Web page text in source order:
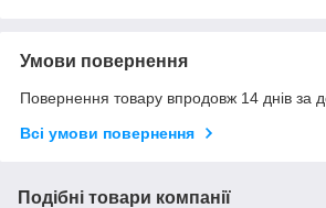
Умови повернення
Повернення товару впродовж 14 днів за
Всі умови повернення
Подібні товари компанії